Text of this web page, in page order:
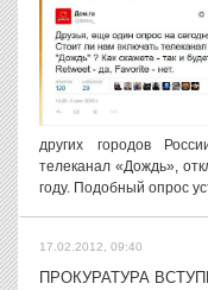
других городов
телеканал «Дождь»,
году. Подобный опрос
17.02.2012, 09:40
ПРОКУРАТУРА